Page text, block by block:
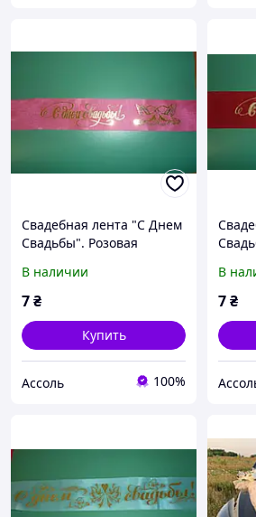
Свадебная лента "С Днем
Свадьбы". Розовая
В наличии
7₴
Купить
Ассоль 100%
В
7₴